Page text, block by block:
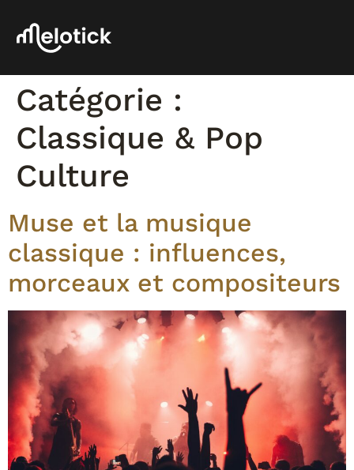
Catégorie :
Classique & Pop
Culture
Muse et la musique
classique : influences,
morceaux et compositeurs